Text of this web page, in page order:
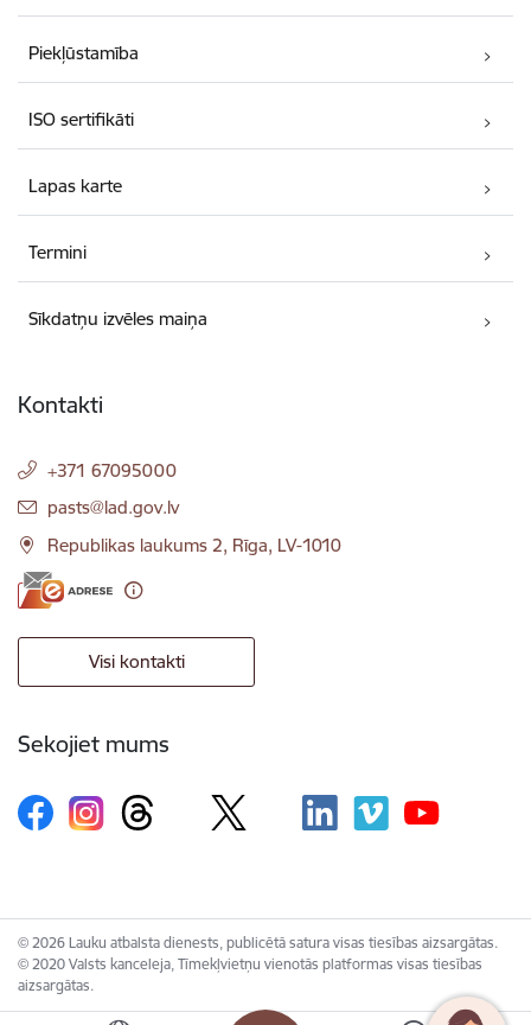
Piekļūstamība
ISO sertifikāti
Lapas karte
Termini
Sīkdatņu izvēles maiņa
Kontakti
+371 67095000
E-pasts:
pasts@lad.gov.lv
Republikas laukums 2, Rīga, LV-1010
Visi kontakti
Sekojiet mums
© 2026 Lauku atbalsta dienests, publicētā satura visas tiesības aizsargātas.
© 2020 Valsts kanceleja, Tīmekļvietņu vienotās platformas visas tiesības
aizsargātas.